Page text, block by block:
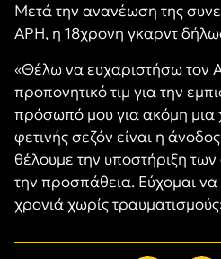
Μετά την ανανέωση της
ΑΡΗ, η 18χρονη γκαρντ
«Θέλω να ευχαριστήσω τον
προπονητικό τιμ για την
πρόσωπό μου για ακόμη μια
φετινής σεζόν είναι η
θέλουμε την υποστήριξη
την προσπάθεια. Εύχομαι να
χρονιά χωρίς